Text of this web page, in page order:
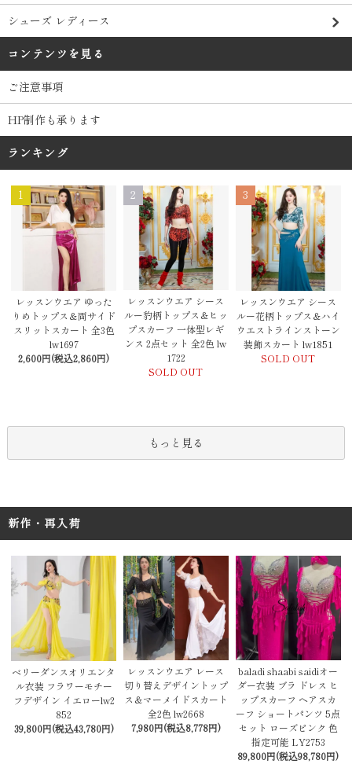
シューズ レディース
コンテンツを見る
ご注意事項
HP制作も承ります
ランキング
1
レッスンウエア ゆった
りめトップス＆両サイド
スリットスカート 全3色
lw1697
2,600円(税込2,860円)
2
レッスンウエア シース
ルー豹柄トップス＆ヒッ
プスカーフ 一体型レギ
ンス 2点セット 全2色 lw
1722
SOLD OUT
3
レッスンウエア シース
ルー花柄トップス＆ハイ
ウエストラインストーン
装飾スカート lw1851
SOLD OUT
もっと見る
新作・再入荷
ベリーダンスオリエンタ
ル衣装 フラワーモチー
フデザイン イエローlw2
852
39,800円(税込43,780円)
レッスンウエア レース
切り替えデザイントップ
ス＆マーメイドスカート
全2色 lw2668
7,980円(税込8,778円)
baladi shaabi saidiオー
ダー衣装 ブラ ドレス ヒ
ップスカーフ ヘアスカ
ーフ ショートパンツ 5点
セット ローズピンク 色
指定可能 LY2753
89,800円(税込98,780円)